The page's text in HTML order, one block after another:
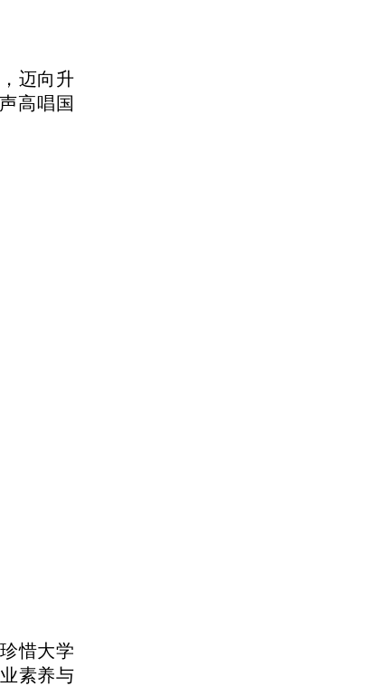
迈向升
高唱国
惜大学
素养与